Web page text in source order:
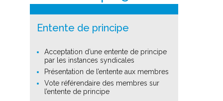
Entente de principe
Acceptation d’une entente de principe
par les instances syndicales
Présentation de l’entente aux membres
Vote référendaire des membres sur
l’entente de principe